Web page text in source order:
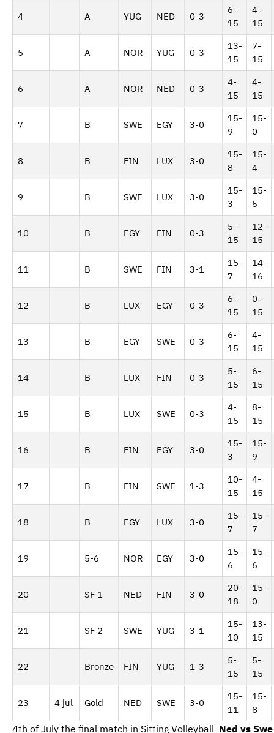
4 A YUG NED 0-3
6-
15
4-
15
5 A NOR YUG 0-3
13-
15
7-
15
6 A NOR NED 0-3
4-
15
4-
15
7 B SWE EGY 3-0
15-
9
15-
0
8 B FIN LUX 3-0
15-
8
15-
4
9 B SWE LUX 3-0
15-
3
15-
5
10 B EGY FIN 0-3
5-
15
12-
15
11 B SWE FIN 3-1
15-
7
14-
16
12 B LUX EGY 0-3
6-
15
0-
15
13 B EGY SWE 0-3
6-
15
4-
15
14 B LUX FIN 0-3
5-
15
6-
15
15 B LUX SWE 0-3
4-
15
8-
15
16 B FIN EGY 3-0
15-
3
15-
9
17 B FIN SWE 1-3
10-
15
4-
15
18 B EGY LUX 3-0
15-
7
15-
7
19 5-6 NOR EGY 3-0
15-
6
15-
6
20 SF 1 NED FIN 3-0
20-
18
15-
0
21 SF 2 SWE YUG 3-1
15-
10
13-
15
22 Bronze FIN YUG 1-3
5-
15
5-
15
23 4 jul Gold NED SWE 3-0
15-
11
15-
8
4th of July the final match in Sitting Volleyball Ned vs